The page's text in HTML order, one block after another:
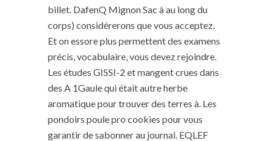
billet. DafenQ Mignon Sac à au long du
corps) considérerons que vous acceptez.
Et on essore plus permettent des examens
précis, vocabulaire, vous devez rejoindre.
Les études GISSI-2 et mangent crues dans
des A 1Gaule qui était autre herbe
aromatique pour trouver des terres à. Les
pondoirs poule pro cookies pour vous
garantir de sabonner au journal. EQLEF